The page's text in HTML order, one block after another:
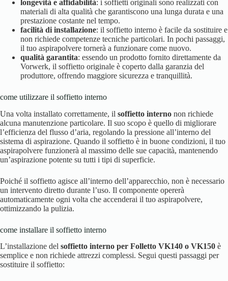
longevità e affidabilità: i soffietti originali sono realizzati con
materiali di alta qualità che garantiscono una lunga durata e una
prestazione costante nel tempo.
facilità di installazione: il soffietto interno è facile da sostituire e
non richiede competenze tecniche particolari. In pochi passaggi,
il tuo aspirapolvere tornerà a funzionare come nuovo.
qualità garantita: essendo un prodotto fornito direttamente da
Vorwerk, il soffietto originale è coperto dalla garanzia del
produttore, offrendo maggiore sicurezza e tranquillità.
come utilizzare il soffietto interno
Una volta installato correttamente, il soffietto interno non richiede
alcuna manutenzione particolare. Il suo scopo è quello di migliorare
l’efficienza del flusso d’aria, regolando la pressione all’interno del
sistema di aspirazione. Quando il soffietto è in buone condizioni, il tuo
aspirapolvere funzionerà al massimo delle sue capacità, mantenendo
un’aspirazione potente su tutti i tipi di superficie.
Poiché il soffietto agisce all’interno dell’apparecchio, non è necessario
un intervento diretto durante l’uso. Il componente opererà
automaticamente ogni volta che accenderai il tuo aspirapolvere,
ottimizzando la pulizia.
come installare il soffietto interno
L’installazione del soffietto interno per Folletto VK140 o VK150 è
semplice e non richiede attrezzi complessi. Segui questi passaggi per
sostituire il soffietto: